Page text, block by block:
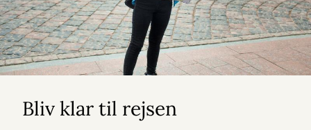
Bliv klar til rejsen